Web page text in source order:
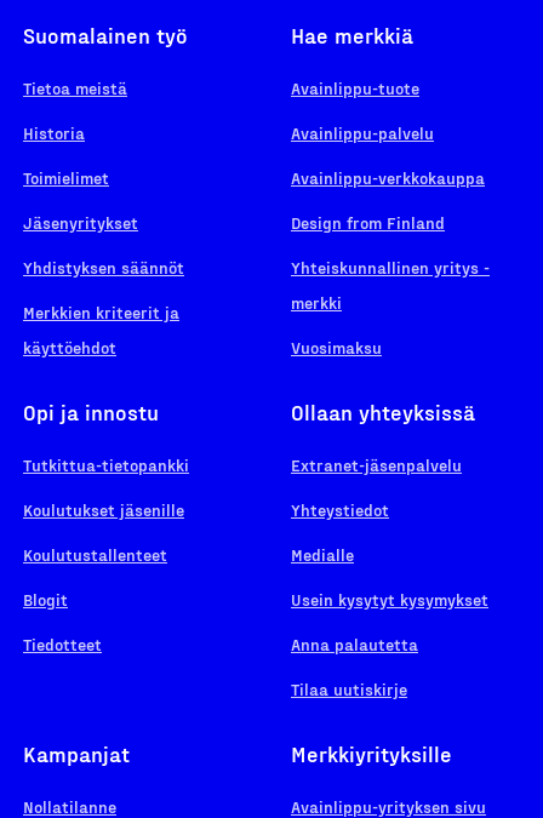
Suomalainen työ
Tietoa meistä
Historia
Toimielimet
Jäsenyritykset
Yhdistyksen säännöt
Merkkien kriteerit ja
käyttöehdot
Hae merkkiä
Avainlippu-tuote
Avainlippu-palvelu
Avainlippu-verkkokauppa
Design from Finland
Yhteiskunnallinen yritys -
merkki
Vuosimaksu
Opi ja innostu
Tutkittua-tietopankki
Koulutukset jäsenille
Koulutustallenteet
Blogit
Tiedotteet
Ollaan yhteyksissä
Extranet-jäsenpalvelu
Yhteystiedot
Medialle
Usein kysytyt kysymykset
Anna palautetta
Tilaa uutiskirje
Kampanjat
Nollatilanne
Merkkiyrityksille
Avainlippu-yrityksen sivu